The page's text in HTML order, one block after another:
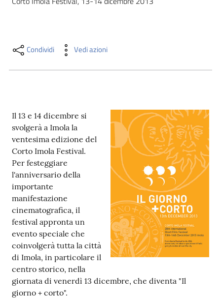
Casa
Piani
Archivio
storico
Decentrate
Patto
per
la
lettura
Condividi Vedi azioni
Il 13 e 14 dicembre si
svolgerà a Imola la
ventesima edizione del
Corto Imola Festival.
Per festeggiare
l'anniversario della
importante
manifestazione
cinematografica, il
festival appronta un
evento speciale che
coinvolgerà tutta la città
di Imola, in particolare il
centro storico, nella
giornata di venerdì 13 dicembre, che diventa "Il
giorno + corto".